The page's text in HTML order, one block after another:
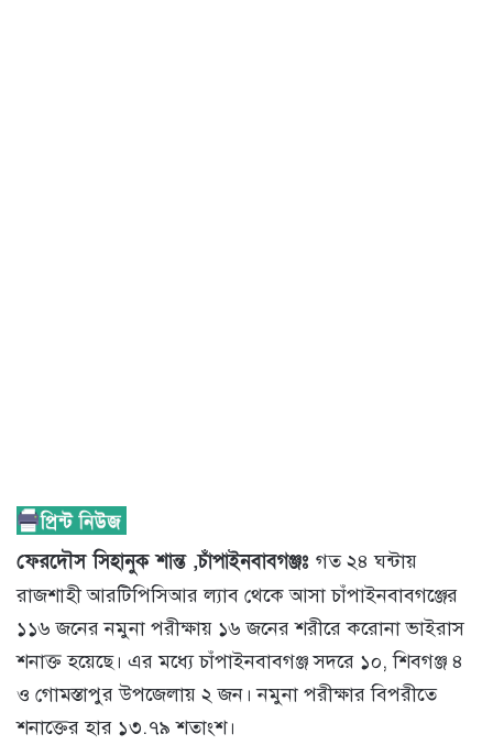
ফেরদৌস সিহানুক শান্ত ,চাঁপাইনবাবগঞ্জঃ গত ২৪ ঘন্টায়
রাজশাহী আরটিপিসিআর ল্যাব থেকে আসা চাঁপাইনবাবগঞ্জের
১১৬ জনের নমুনা পরীক্ষায় ১৬ জনের শরীরে করোনা ভাইরাস
শনাক্ত হয়েছে। এর মধ্যে চাঁপাইনবাবগঞ্জ সদরে ১০, শিবগঞ্জ ৪
ও গোমস্তাপুর উপজেলায় ২ জন। নমুনা পরীক্ষার বিপরীতে
শনাক্তের হার ১৩.৭৯ শতাংশ।